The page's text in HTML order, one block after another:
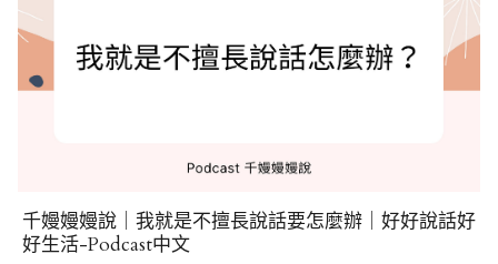
千嫚嫚嫚說｜我就是不擅長說話要怎麼辦｜好好說話好
好生活-Podcast中文